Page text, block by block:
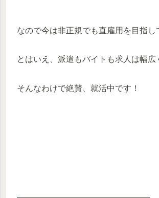
なので今は非正規でも直雇用を目指し
とはいえ、派遣もバイトも求人は幅広
そんなわけで絶賛、就活中です！